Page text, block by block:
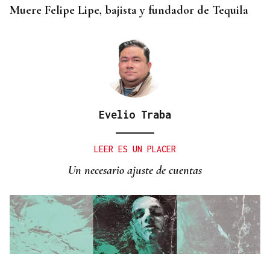
Muere Felipe Lipe, bajista y fundador de Tequila
Evelio Traba
LEER ES UN PLACER
Un necesario ajuste de cuentas